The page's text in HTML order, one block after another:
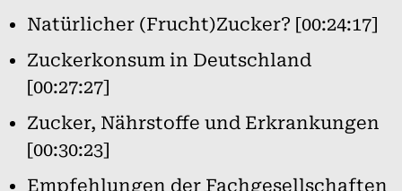
Natürlicher (Frucht)Zucker? [00:24:17]
Zuckerkonsum in Deutschland
[00:27:27]
Zucker, Nährstoffe und Erkrankungen
[00:30:23]
Empfehlungen der Fachgesellschaften